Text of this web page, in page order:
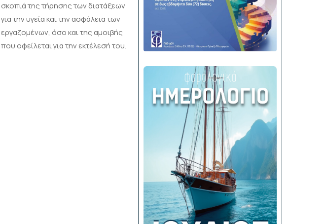
σκοπιά της τήρησης των διατάξεων
για την υγεία και την ασφάλεια των
εργαζομένων, όσο και της αμοιβής
που οφείλεται για την εκτέλεσή του.